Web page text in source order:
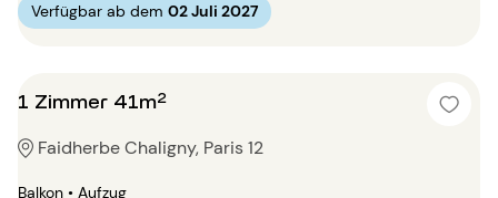
Verfügbar ab dem 02 Juli 2027
1 Zimmer 41m²
Faidherbe Chaligny, Paris 12
Balkon • Aufzug